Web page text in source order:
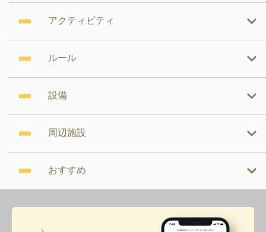
アクティビティ
ルール
設備
周辺施設
おすすめ